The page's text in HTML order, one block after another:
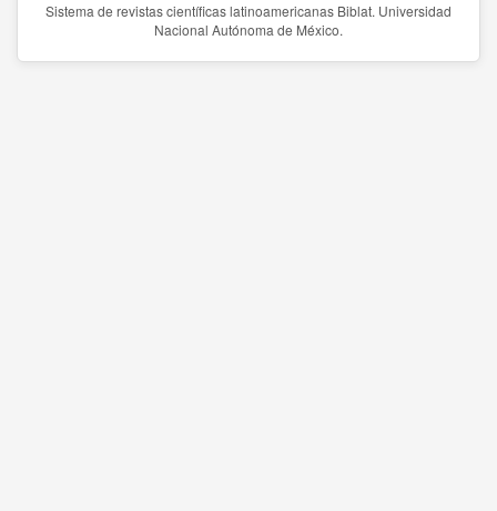
Sistema de revistas científicas latinoamericanas Biblat. Universidad
Nacional Autónoma de México.